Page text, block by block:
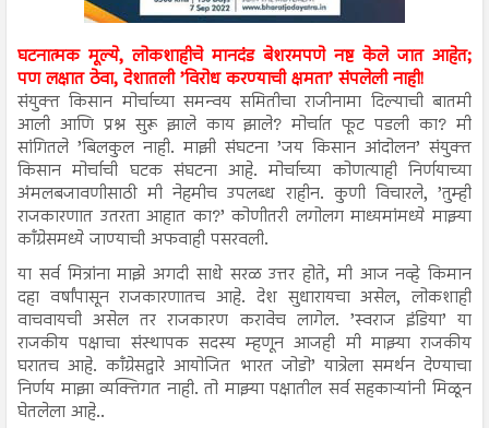
घटनात्मक मूल्ये, लोकशाहीचे मानदंड बेशरमपणे नष्ट केले जात आहेत;
पण लक्षात ठेवा, देशातली ’विरोध करण्याची क्षमता’ संपलेली नाही!
संयुक्त किसान मोर्चाच्या समन्वय समितीचा राजीनामा दिल्याची बातमी
आली आणि प्रश्न सुरू झाले काय झाले? मोर्चात फूट पडली का? मी
सांगितले ’बिलकुल नाही. माझी संघटना ’जय किसान आंदोलन’ संयुक्त
किसान मोर्चाची घटक संघटना आहे. मोर्चाच्या कोणत्याही निर्णयाच्या
अंमलबजावणीसाठी मी नेहमीच उपलब्ध राहीन. कुणी विचारले, ’तुम्ही
राजकारणात उतरता आहात का?’ कोणीतरी लगोलग माध्यमांमध्ये माझ्या
काँग्रेसमध्ये जाण्याची अफवाही पसरवली.
या सर्व मित्रांना माझे अगदी साधे सरळ उत्तर होते, मी आज नव्हे किमान
दहा वर्षांपासून राजकारणातच आहे. देश सुधारायचा असेल, लोकशाही
वाचवायची असेल तर राजकारण करावेच लागेल. ’स्वराज इंडिया’ या
राजकीय पक्षाचा संस्थापक सदस्य म्हणून आजही मी माझ्या राजकीय
घरातच आहे. काँग्रेसद्वारे आयोजित भारत जोडो’ यात्रेला समर्थन देण्याचा
निर्णय माझा व्यक्तिगत नाही. तो माझ्या पक्षातील सर्व सहकाऱ्यांनी मिळून
घेतलेला आहे..